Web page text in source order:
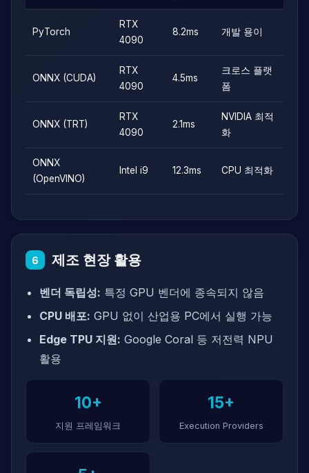
PyTorch
RTX
4090
8.2ms 개발 용이
ONNX (CUDA)
RTX
4090
4.5ms
크로스 플랫
폼
ONNX (TRT)
RTX
4090
2.1ms
NVIDIA 최적
화
ONNX
(OpenVINO)
Intel i9 12.3ms CPU 최적화
6 제조 현장 활용
벤더 독립성: 특정 GPU 벤더에 종속되지 않음
CPU 배포: GPU 없이 산업용 PC에서 실행 가능
Edge TPU 지원: Google Coral 등 저전력 NPU
활용
10+
지원 프레임워크
15+
Execution Providers